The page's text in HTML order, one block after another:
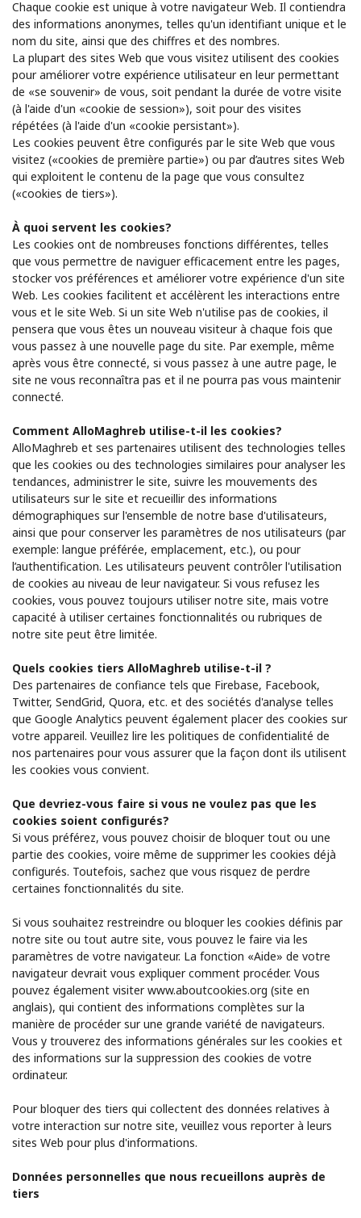
Chaque cookie est unique à votre navigateur Web. Il contiendra
des informations anonymes, telles qu'un identifiant unique et le
nom du site, ainsi que des chiffres et des nombres.
La plupart des sites Web que vous visitez utilisent des cookies
pour améliorer votre expérience utilisateur en leur permettant
de «se souvenir» de vous, soit pendant la durée de votre visite
(à l'aide d'un «cookie de session»), soit pour des visites
répétées (à l'aide d'un «cookie persistant»).
Les cookies peuvent être configurés par le site Web que vous
visitez («cookies de première partie») ou par d’autres sites Web
qui exploitent le contenu de la page que vous consultez
(«cookies de tiers»).
À quoi servent les cookies?
Les cookies ont de nombreuses fonctions différentes, telles
que vous permettre de naviguer efficacement entre les pages,
stocker vos préférences et améliorer votre expérience d'un site
Web. Les cookies facilitent et accélèrent les interactions entre
vous et le site Web. Si un site Web n'utilise pas de cookies, il
pensera que vous êtes un nouveau visiteur à chaque fois que
vous passez à une nouvelle page du site. Par exemple, même
après vous être connecté, si vous passez à une autre page, le
site ne vous reconnaîtra pas et il ne pourra pas vous maintenir
connecté.
Comment AlloMaghreb utilise-t-il les cookies?
AlloMaghreb et ses partenaires utilisent des technologies telles
que les cookies ou des technologies similaires pour analyser les
tendances, administrer le site, suivre les mouvements des
utilisateurs sur le site et recueillir des informations
démographiques sur l'ensemble de notre base d'utilisateurs,
ainsi que pour conserver les paramètres de nos utilisateurs (par
exemple: langue préférée, emplacement, etc.), ou pour
l’authentification. Les utilisateurs peuvent contrôler l'utilisation
de cookies au niveau de leur navigateur. Si vous refusez les
cookies, vous pouvez toujours utiliser notre site, mais votre
capacité à utiliser certaines fonctionnalités ou rubriques de
notre site peut être limitée.
Quels cookies tiers AlloMaghreb utilise-t-il ?
Des partenaires de confiance tels que Firebase, Facebook,
Twitter, SendGrid, Quora, etc. et des sociétés d'analyse telles
que Google Analytics peuvent également placer des cookies sur
votre appareil. Veuillez lire les politiques de confidentialité de
nos partenaires pour vous assurer que la façon dont ils utilisent
les cookies vous convient.
Que devriez-vous faire si vous ne voulez pas que les
cookies soient configurés?
Si vous préférez, vous pouvez choisir de bloquer tout ou une
partie des cookies, voire même de supprimer les cookies déjà
configurés. Toutefois, sachez que vous risquez de perdre
certaines fonctionnalités du site.
Si vous souhaitez restreindre ou bloquer les cookies définis par
notre site ou tout autre site, vous pouvez le faire via les
paramètres de votre navigateur. La fonction «Aide» de votre
navigateur devrait vous expliquer comment procéder. Vous
pouvez également visiter www.aboutcookies.org (site en
anglais), qui contient des informations complètes sur la
manière de procéder sur une grande variété de navigateurs.
Vous y trouverez des informations générales sur les cookies et
des informations sur la suppression des cookies de votre
ordinateur.
Pour bloquer des tiers qui collectent des données relatives à
votre interaction sur notre site, veuillez vous reporter à leurs
sites Web pour plus d'informations.
Données personnelles que nous recueillons auprès de
tiers